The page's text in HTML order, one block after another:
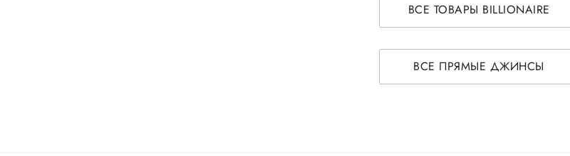
ВСЕ ТОВАРЫ BILLIONAIRE
ВСЕ ПРЯМЫЕ ДЖИНСЫ